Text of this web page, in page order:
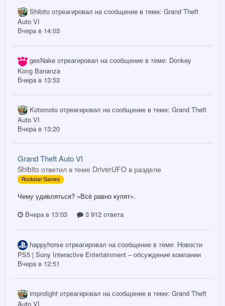
Shibito отреагировал на сообщение в теме: Grand Theft
Auto VI
Вчера в 14:03
gesNake отреагировал на сообщение в теме: Donkey
Kong Bananza
Вчера в 13:53
Kotomoto отреагировал на сообщение в теме: Grand Theft
Auto VI
Вчера в 13:20
Grand Theft Auto VI
Shibito ответил в теме DriverUFO в разделе
Rockstar Games
Чему удивляться? «Всё равно купят».
Вчера в 13:03
3 912 ответа
happyhorse отреагировал на сообщение в теме: Новости
PS5 | Sony Interactive Entertainment – обсуждение компании
Вчера в 12:51
improlight отреагировал на сообщение в теме: Grand Theft
Auto VI